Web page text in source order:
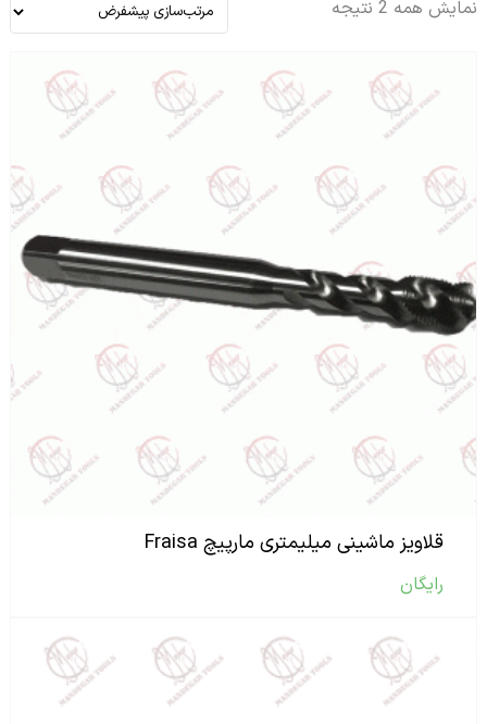
نمایش همه 2 نتیجه
قلاویز ماشینی میلیمتری مارپیچ Fraisa
رایگان